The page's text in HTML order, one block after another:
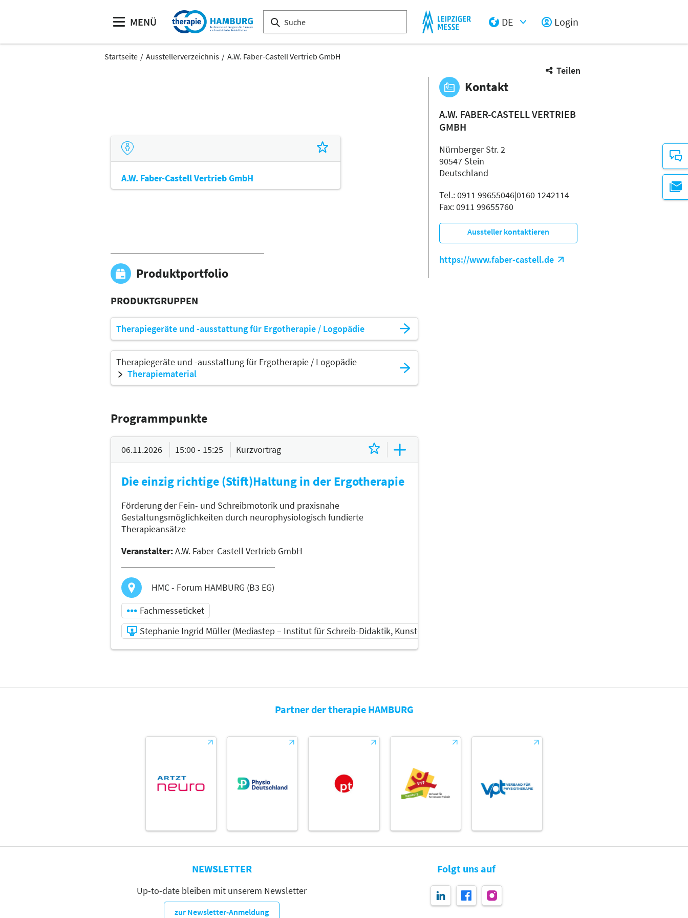
MENÜ
DE
Login
Startseite Ausstellerverzeichnis A.W. Faber-Castell Vertrieb GmbH
Teilen
A.W. Faber-Castell Vertrieb GmbH
Produktportfolio
PRODUKTGRUPPEN
Therapiegeräte und -ausstattung für Ergotherapie / Logopädie
Therapiegeräte und -ausstattung für Ergotherapie / Logopädie
Therapiematerial
Programmpunkte
06.11.2026 15:00 - 15:25 Kurzvortrag
Die einzig richtige (Stift)Haltung in der Ergotherapie
Förderung der Fein- und Schreibmotorik und praxisnahe
Gestaltungsmöglichkeiten durch neurophysiologisch fundierte
Therapieansätze
Veranstalter:A.W. Faber-Castell Vertrieb GmbH
HMC - Forum HAMBURG (B3 EG)
Fachmesseticket
Stephanie Ingrid Müller (Mediastep – Institut für Schreib-Didaktik, Kunst- und Medienpädagogik mit fachpädagogischem Dienst)
und
Dienst)
Deutsch
Ergotherapeuten |
Logopäden/
Kontakt
A.W. FABER-CASTELL VERTRIEB
GMBH
Nürnberger Str. 2
90547 Stein
Deutschland
Tel.: 0911 99655046|0160 1242114
Fax: 0911 99655760
Aussteller kontaktieren
https://www.faber-castell.de
Partner der therapie HAMBURG
NEWSLETTER
Up-to-date bleiben mit unserem Newsletter
zur Newsletter-Anmeldung
Folgt uns auf